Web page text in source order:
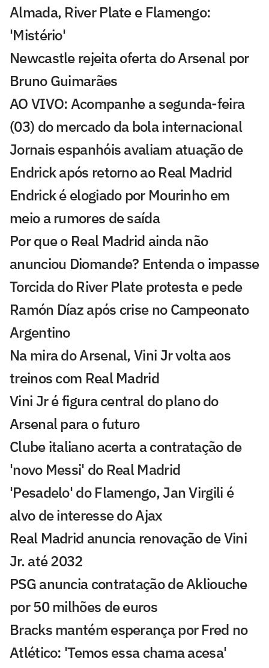
Almada, River Plate e Flamengo:
'Mistério'
Newcastle rejeita oferta do Arsenal por
Bruno Guimarães
AO VIVO: Acompanhe a segunda-feira
(03) do mercado da bola internacional
Jornais espanhóis avaliam atuação de
Endrick após retorno ao Real Madrid
Endrick é elogiado por Mourinho em
meio a rumores de saída
Por que o Real Madrid ainda não
anunciou Diomande? Entenda o impasse
Torcida do River Plate protesta e pede
Ramón Díaz após crise no Campeonato
Argentino
Na mira do Arsenal, Vini Jr volta aos
treinos com Real Madrid
Vini Jr é figura central do plano do
Arsenal para o futuro
Clube italiano acerta a contratação de
'novo Messi' do Real Madrid
'Pesadelo' do Flamengo, Jan Virgili é
alvo de interesse do Ajax
Real Madrid anuncia renovação de Vini
Jr. até 2032
PSG anuncia contratação de Akliouche
por 50 milhões de euros
Bracks mantém esperança por Fred no
Atlético: 'Temos essa chama acesa'